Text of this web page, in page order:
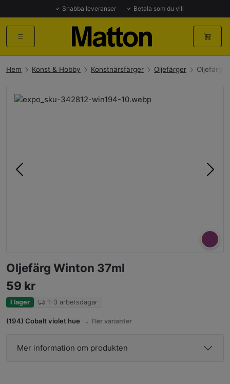
Snabba leveranser Betala som du vill
Hem Konst & Hobby Konstnärsfärger Oljefärger Oljefärg
Föregående Nästa
Oljefärg Winton 37ml
59 kr
I lager 1-3 arbetsdagar
(194) Cobalt violet hue Fler varianter
Mer information om produkten